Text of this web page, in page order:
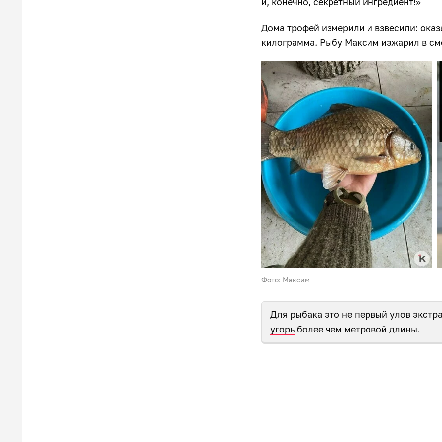
Дома трофей измерили и взвесили:
килограмма. Рыбу Максим изжарил в
Фото: Максим
Для рыбака это не первый улов
угорь более чем метровой длины.